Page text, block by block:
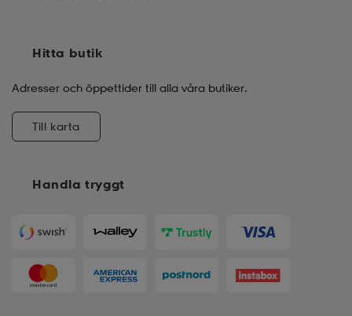
Handla tryggt
Hitta butik
Adresser och öppettider till alla våra butiker.
Till karta